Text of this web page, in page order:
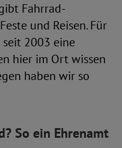
Fahrrad-
und Reisen. Für
2003 eine
hier im Ort wissen
haben wir so
So ein Ehrenamt